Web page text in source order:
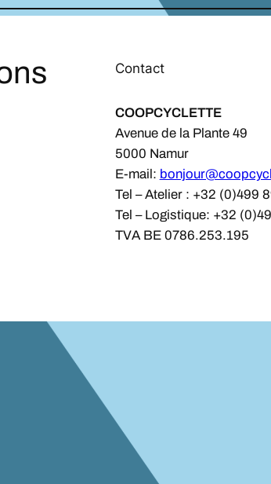
Contact
COOPCYCLETTE
Avenue de la Plante 49
5000 Namur
E-mail:
Tel – Atelier : +32 (0)499
Tel – Logistique: +32
TVA BE 0786.253.195